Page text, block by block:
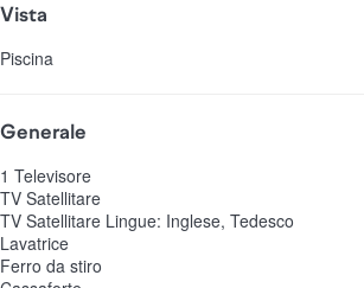
Vista
Piscina
Generale
1 Televisore
TV Satellitare
TV Satellitare Lingue: Inglese, Tedesco
Lavatrice
Ferro da stiro